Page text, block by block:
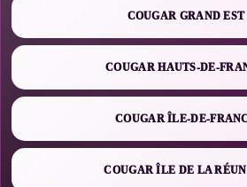
COUGAR GRAND EST
COUGAR HAUTS-DE-
COUGAR ÎLE-DE-
COUGAR ÎLE DE LA